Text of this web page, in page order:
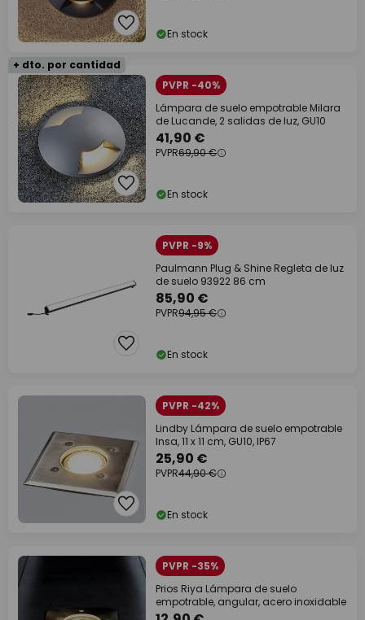
En stock
+ dto. por cantidad
PVPR -40%
Lámpara de suelo empotrable Milara
de Lucande, 2 salidas de luz, GU10
41,90 €
PVPR69,90 €
En stock
PVPR -9%
Paulmann Plug & Shine Regleta de luz
de suelo 93922 86 cm
85,90 €
PVPR94,95 €
En stock
PVPR -42%
Lindby Lámpara de suelo empotrable
Insa, 11 x 11 cm, GU10, IP67
25,90 €
PVPR44,90 €
En stock
PVPR -35%
Prios Riya Lámpara de suelo
empotrable, angular, acero inoxidable